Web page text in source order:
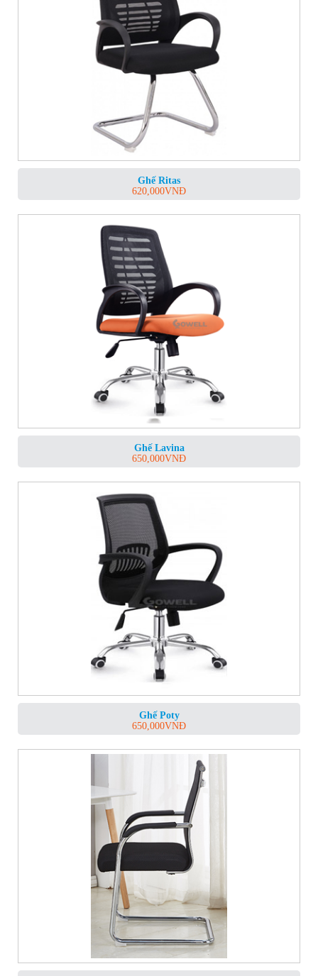
Ghế Ritas
620,000VNĐ
Ghế Lavina
650,000VNĐ
Ghế Poty
650,000VNĐ